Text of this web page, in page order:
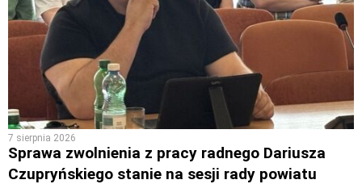
7 sierpnia 2026
Sprawa zwolnienia z pracy radnego Dariusza
Czupryńskiego stanie na sesji rady powiatu